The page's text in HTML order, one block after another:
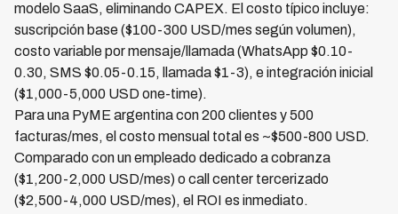
modelo SaaS, eliminando CAPEX. El costo típico incluye:
suscripción base ($100-300 USD/mes según volumen),
costo variable por mensaje/llamada (WhatsApp $0.10-
0.30, SMS $0.05-0.15, llamada $1-3), e integración inicial
($1,000-5,000 USD one-time).
Para una PyME argentina con 200 clientes y 500
facturas/mes, el costo mensual total es ~$500-800 USD.
Comparado con un empleado dedicado a cobranza
($1,200-2,000 USD/mes) o call center tercerizado
($2,500-4,000 USD/mes), el ROI es inmediato.